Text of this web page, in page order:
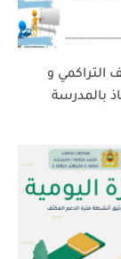
التراكمي و
بالمدرسة